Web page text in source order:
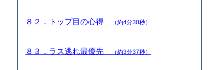
８２．トップ目の心得 （約4分30秒）
８３．ラス逃れ最優先 （約3分37秒）